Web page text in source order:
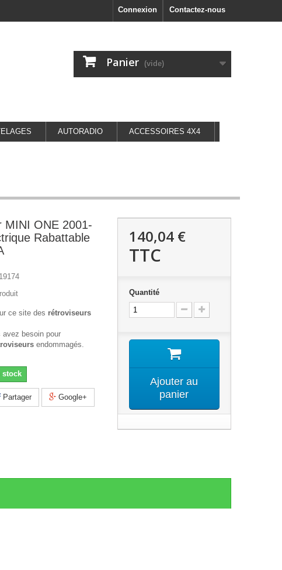
Contactez-nous
Connexion
Panier (vide)
AUTORADIO ACCESSOIRES 4X4
MINI ONE 2001-
Rabattable
ce site des rétroviseurs
avez besoin pour
endommagés.
stock
Partager Google+
140,04 €
TTC
Quantité
Ajouter au
panier